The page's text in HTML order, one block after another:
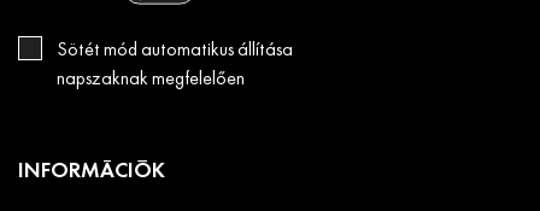
Sötét mód automatikus állítása
napszaknak megfelelően
INFORMÁCIÓK